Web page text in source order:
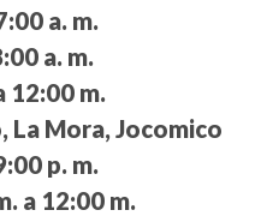
a. m.
a. m.
12:00 m.
La Mora, Jocomico
p. m.
a 12:00 m.